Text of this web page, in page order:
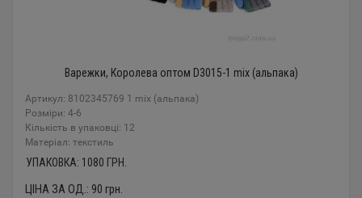
Варежки, Королева оптом D3015-1 mix (альпака)
Артикул: 8102345769 1 mix (альпака)
Розміри: 4-6
Кількість в упаковці: 12
Mатеріал: текстиль
УПАКОВКА: 1080 ГРН.
ЦІНА ЗА ОД.: 90 грн.